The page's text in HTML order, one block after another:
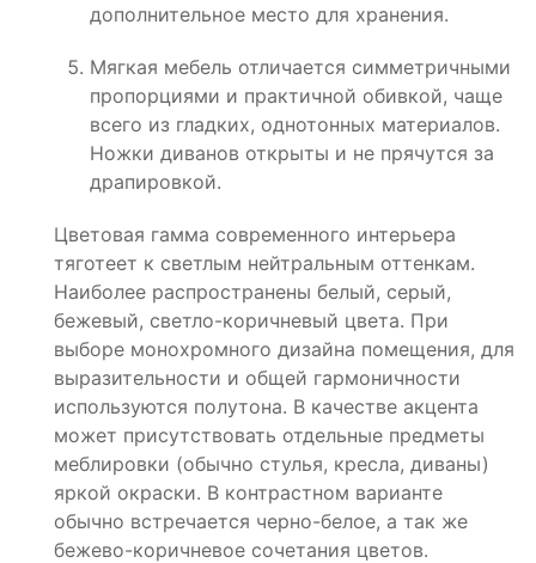
дополнительное место для хранения.
Мягкая мебель отличается симметричными
пропорциями и практичной обивкой, чаще
всего из гладких, однотонных материалов.
Ножки диванов открыты и не прячутся за
драпировкой.
Цветовая гамма современного интерьера
тяготеет к светлым нейтральным оттенкам.
Наиболее распространены белый, серый,
бежевый, светло-коричневый цвета. При
выборе монохромного дизайна помещения, для
выразительности и общей гармоничности
используются полутона. В качестве акцента
может присутствовать отдельные предметы
меблировки (обычно стулья, кресла, диваны)
яркой окраски. В контрастном варианте
обычно встречается черно-белое, а так же
бежево-коричневое сочетания цветов.